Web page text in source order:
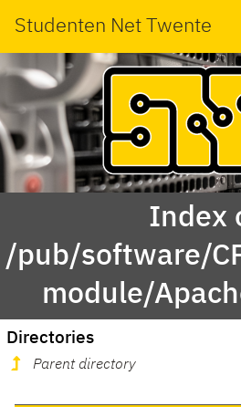
Studenten Net Twente
Index
/pub/software/
module/
Directories
Parent directory